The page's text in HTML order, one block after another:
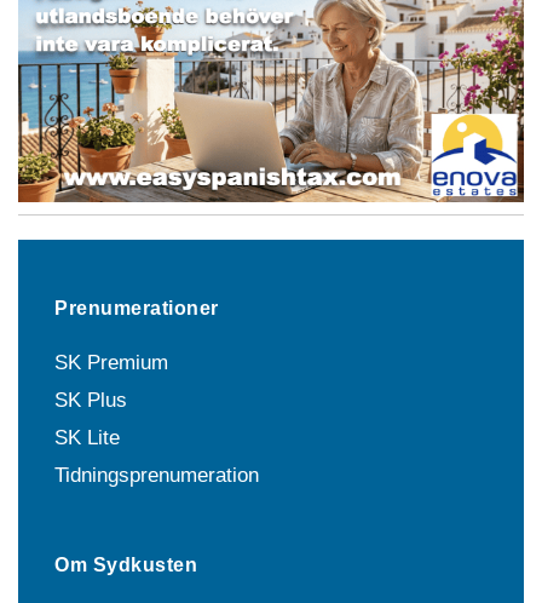
Prenumerationer
SK Premium
SK Plus
SK Lite
Tidningsprenumeration
Om Sydkusten